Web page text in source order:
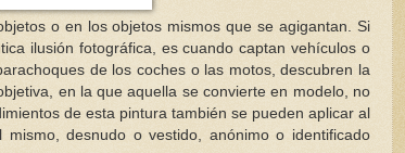
o en los objetos mismos que se agigantan. Si
ilusión fotográfica, es cuando captan vehículos o
de los coches o las motos, descubren la
en la que aquella se convierte en modelo, no
de esta pintura también se pueden aplicar al
desnudo o vestido, anónimo o identificado